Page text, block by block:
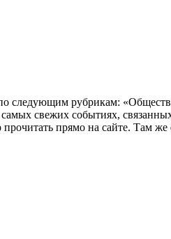
следующим рубрикам:
свежих событиях,
прямо на сайте. Там